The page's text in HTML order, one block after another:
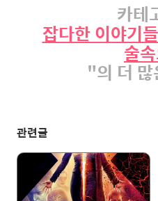
카테
잡다한 이야기
술
"의 더 많
관련글